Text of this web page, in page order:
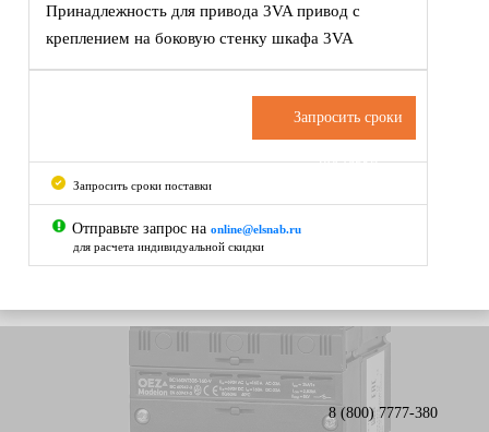
Принадлежность для привода 3VA привод с
креплением на боковую стенку шкафа 3VA
Запросить сроки
поставки
Запросить сроки поставки
Отправьте запрос на online@elsnab.ru
для расчета индивидуальной скидки
8 (800) 7777-380